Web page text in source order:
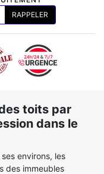
toits par
dans le
environs, les
des immeubles